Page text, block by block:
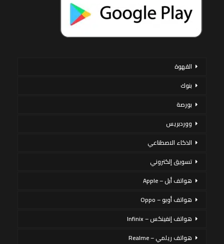
القهوة
بنوك
بورصة
ووردبريس
الذكاء الاصطناعي
تسويق إلكتروني
هواتف أبل – Apple
هواتف أوبو – Oppo
هواتف إنفينكس – Infinix
هواتف ريلمي – Realme